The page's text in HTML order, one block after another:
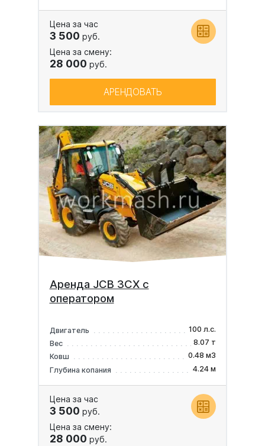
Цена за час
3 500 руб.
Цена за смену:
28 000 руб.
АРЕНДОВАТЬ
Аренда JCB 3CX с
оператором
Двигатель
100 л.с.
Вес
8.07 т
Ковш
0.48 м3
Глубина копания
4.24 м
Цена за час
3 500 руб.
Цена за смену:
28 000 руб.